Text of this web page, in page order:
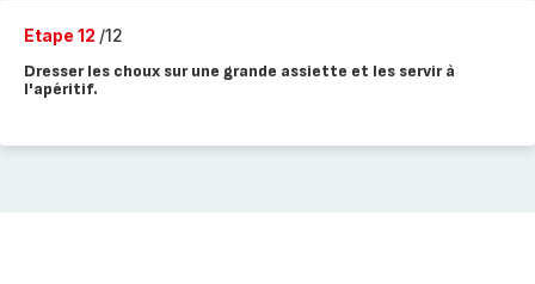
Etape 12 /12
Dresser les choux sur une grande assiette et les servir à
l'apéritif.